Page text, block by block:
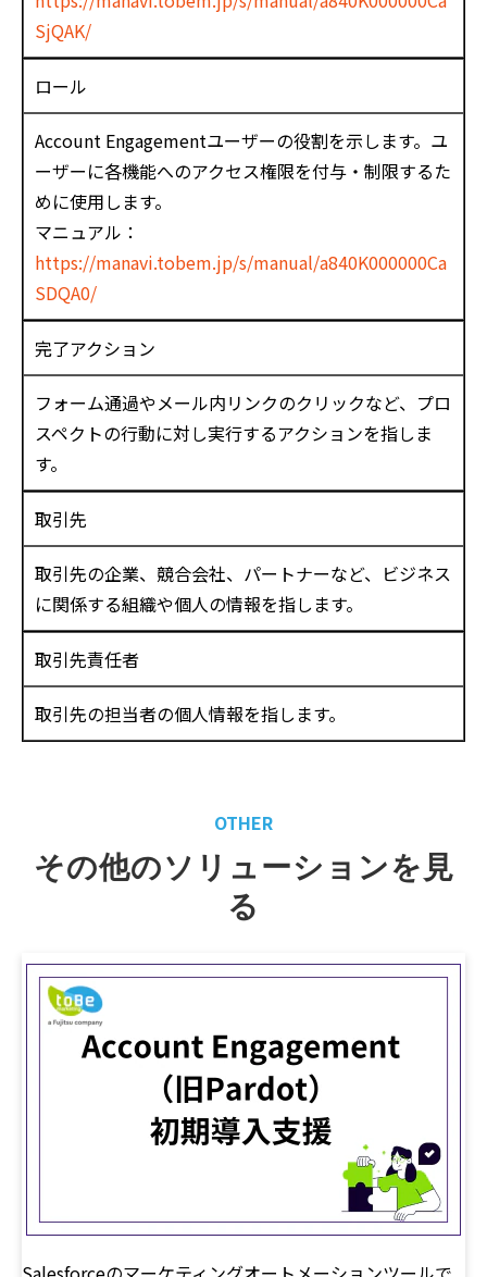
SjQAK/
ロール
Account Engagementユーザーの役割を示します。ユ
ーザーに各機能へのアクセス権限を付与・制限するた
めに使用します。
マニュアル：
https://manavi.tobem.jp/s/manual/a840K000000Ca
SDQA0/
完了アクション
フォーム通過やメール内リンクのクリックなど、プロ
スペクトの行動に対し実行するアクションを指しま
す。
取引先
取引先の企業、競合会社、パートナーなど、ビジネス
に関係する組織や個人の情報を指します。
取引先責任者
取引先の担当者の個人情報を指します。
OTHER
その他のソリューションを見
る